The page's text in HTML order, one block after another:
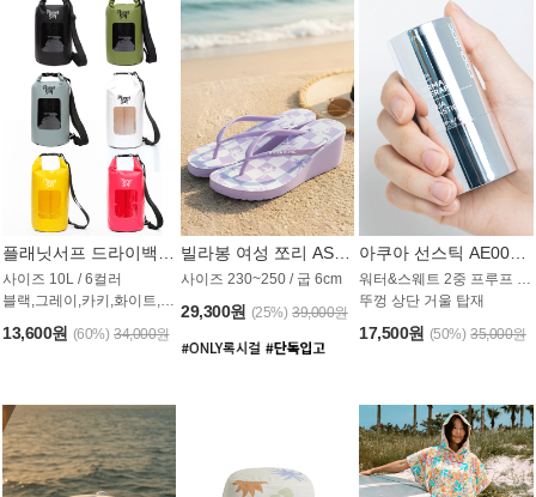
사이즈 10L / 6컬러
블랙,그레이,카키,화이트,옐로우,핑크
13,600원 (60%) 34,000원
사이즈 230~250 / 굽 6cm
29,300원 (25%) 39,000원
워터&스웨트 2중 프루프 / SPF 50+
뚜껑 상단 거울 탑재
17,500원 (50%) 35,000원